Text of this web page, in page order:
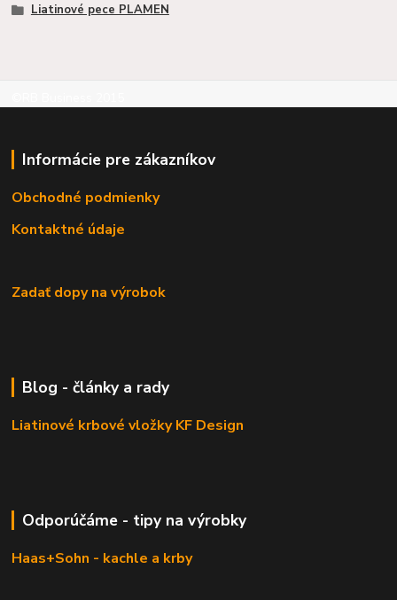
Liatinové pece PLAMEN
Informácie pre zákazníkov
Obchodné podmienky
Kontaktné údaje
Zadať dopy na výrobok
Blog - články a rady
Liatinové krbové vložky KF Design
Odporúčáme - tipy na výrobky
Haas+Sohn - kachle a krby